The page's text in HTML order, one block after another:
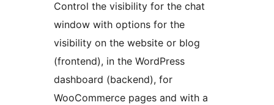
Control the visibility for the chat
window with options for the
visibility on the website or blog
(frontend), in the WordPress
dashboard (backend), for
WooCommerce pages and with a